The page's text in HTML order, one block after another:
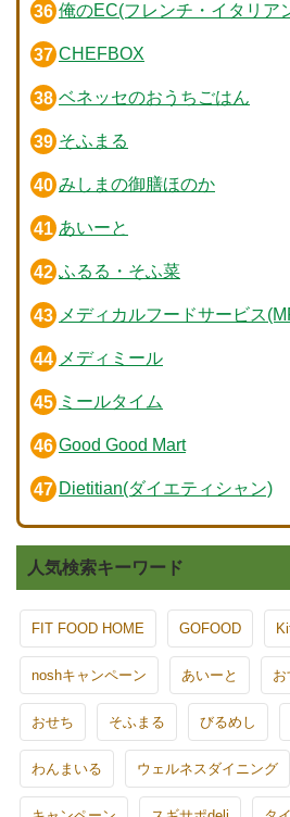
俺のEC(フレンチ・イタリア
CHEFBOX
ベネッセのおうちごはん
そふまる
みしまの御膳ほのか
あいーと
ふるる・そふ菜
メディカルフードサービス
メディミール
ミールタイム
Good Good Mart
Dietitian(ダイエティシャン)
人気検索キーワード
FIT FOOD HOME GOFOOD
noshキャンペーン あいーと
おせち そふまる びるめし
わんまいる ウェルネスダイニング